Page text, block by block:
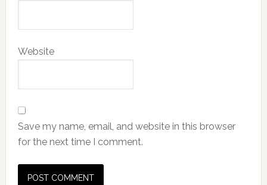
Website
Save my name, email, and website in this browser
for the next time I comment.